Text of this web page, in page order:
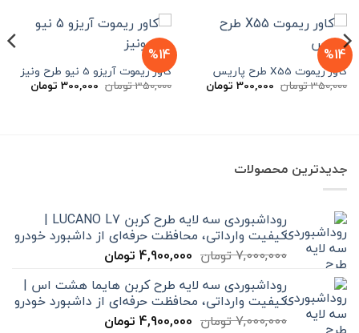
%14
کاور ریموت X55 طرح پاریس
350,000تومان قیمت
اصلی
300,000 تومانقیمت
فعلی
%14
کاور ریموت آریزو 5 نیو طرح ونیز
350,000تومان قیمت
اصلی
300,000 تومانقیمت
فعلی
جدیدترین محصولات
روداشبوردی سه‌ لایه طرح کربن LUCANO L7 |
کیفیت وارداتی، محافظت حرفه‌ای از داشبورد خودرو
7,000,000تومان قیمت
7,000,000 تومان
بود.
4,900,000 تومانقیمت
4,900,000 تومان
است.
روداشبوردی سه‌ لایه طرح کربن هایما هشت اس |
کیفیت وارداتی، محافظت حرفه‌ای از داشبورد خودرو
7,000,000تومان قیمت
4,900,000 تومانقیمت